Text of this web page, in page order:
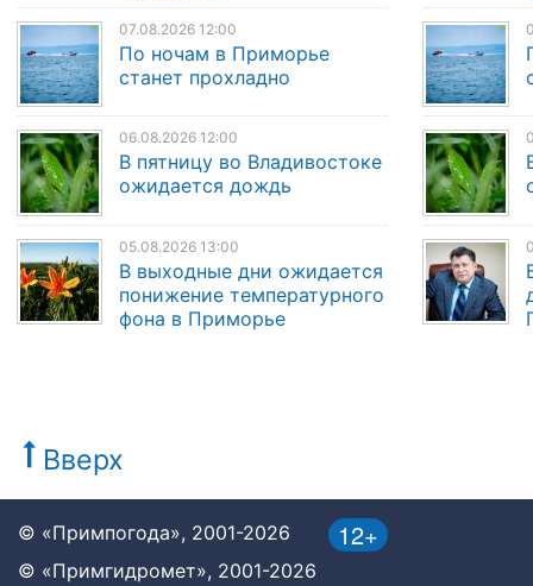
07.08.2026 12:00
По ночам в Приморье
станет прохладно
06.08.2026 12:00
В пятницу во Владивостоке
ожидается дождь
05.08.2026 13:00
В выходные дни ожидается
понижение температурного
фона в Приморье
Вверх
12+
© «Примпогода», 2001-2026
© «Примгидромет», 2001-2026